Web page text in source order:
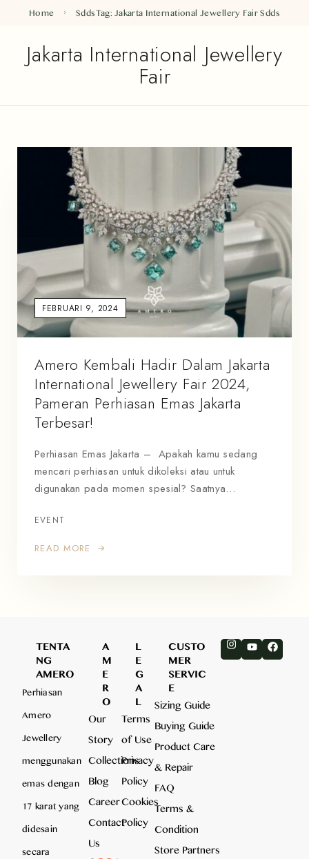
Home Sdds Tag: Jakarta International Jewellery FairSdds
Jakarta International Jewellery
Fair
FEBRUARI 9, 2024
Amero Kembali Hadir Dalam Jakarta
International Jewellery Fair 2024,
Pameran Perhiasan Emas Jakarta
Terbesar!
Perhiasan Emas Jakarta – Apakah kamu sedang
mencari perhiasan untuk dikoleksi atau untuk
digunakan pada momen spesial? Saatnya…
EVENT
READ MORE
TENTA
NG
AMERO
Perhiasan
Amero
Jewellery
menggunakan
emas dengan
17 karat yang
didesain
secara
A
M
E
R
O
Our
Story
Collections
Blog
Career
Contact
Us
L
E
G
A
L
Terms
of Use
Privacy
Policy
Cookies
Policy
CUSTO
MER
SERVIC
E
Sizing Guide
Buying Guide
Product Care
& Repair
FAQ
Terms &
Condition
Store Partners